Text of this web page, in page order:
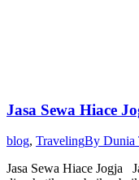
Jasa Sewa Hiace
blog, TravelingBy Dunia
Jasa Sewa Hiace Jogja